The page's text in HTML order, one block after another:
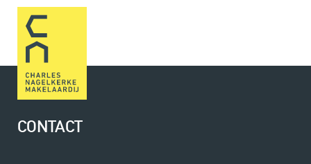
CONTACT